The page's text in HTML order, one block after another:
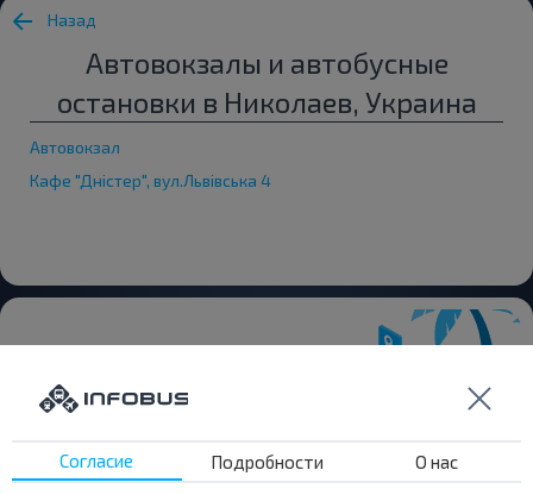
Назад
Автовокзалы и автобусные
остановки в Николаев, Украина
Автовокзал
Кафе "Дністер", вул.Львівська 4
Хотите
путешествовать
Согласие Подробности О нас